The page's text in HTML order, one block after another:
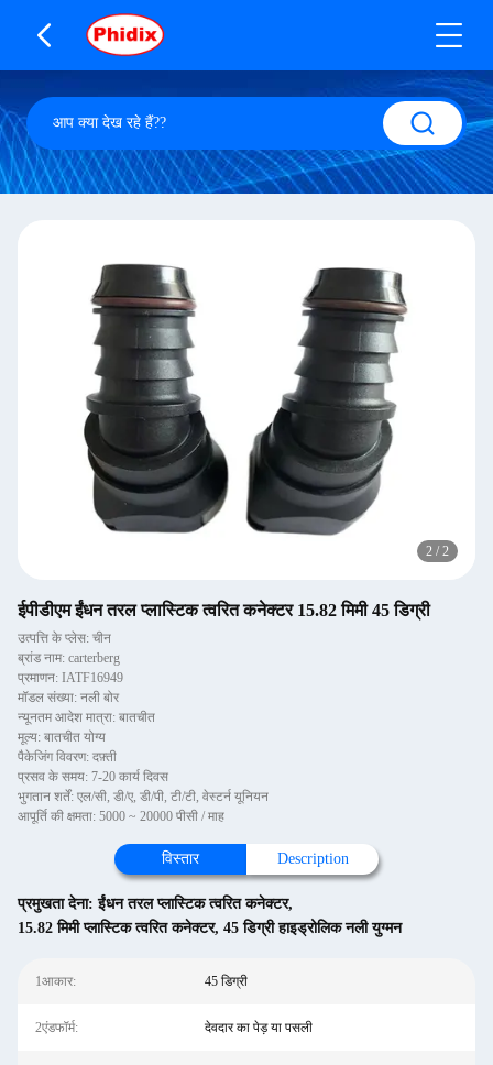
2 / 2
ईपीडीएम ईंधन तरल प्लास्टिक त्वरित कनेक्टर 15.82 मिमी 45 डिग्री
उत्पत्ति के प्लेस: चीन
ब्रांड नाम: carterberg
प्रमाणन: IATF16949
मॉडल संख्या: नली बोर
न्यूनतम आदेश मात्रा: बातचीत
मूल्य: बातचीत योग्य
पैकेजिंग विवरण: दफ़्ती
प्रसव के समय: 7-20 कार्य दिवस
भुगतान शर्तें: एल/सी, डी/ए, डी/पी, टी/टी, वेस्टर्न यूनियन
आपूर्ति की क्षमता: 5000 ~ 20000 पीसी / माह
विस्तार Description
प्रमुखता देना:ईंधन तरल प्लास्टिक त्वरित कनेक्टर,
15.82 मिमी प्लास्टिक त्वरित कनेक्टर, 45 डिग्री हाइड्रोलिक नली युग्मन
1आकार: 45 डिग्री
2एंडफॉर्म: देवदार का पेड़ या पसली